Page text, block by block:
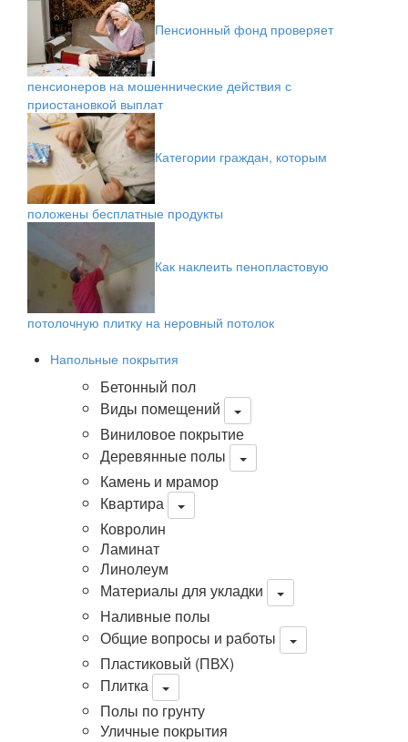
Пенсионный фонд проверяет
пенсионеров на мошеннические действия с
приостановкой выплат
Категории граждан, которым
положены бесплатные продукты
Как наклеить пенопластовую
потолочную плитку на неровный потолок
Напольные покрытия
Бетонный пол
Виды помещений
Виниловое покрытие
Деревянные полы
Камень и мрамор
Квартира
Ковролин
Ламинат
Линолеум
Материалы для укладки
Наливные полы
Общие вопросы и работы
Пластиковый (ПВХ)
Плитка
Полы по грунту
Уличные покрытия